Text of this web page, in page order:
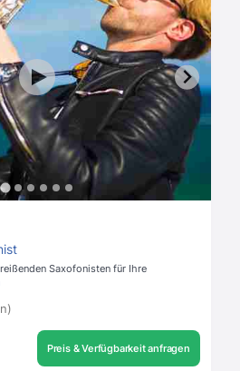
Saxofonisten für Ihre
Preis & Verfügbarkeit anfragen